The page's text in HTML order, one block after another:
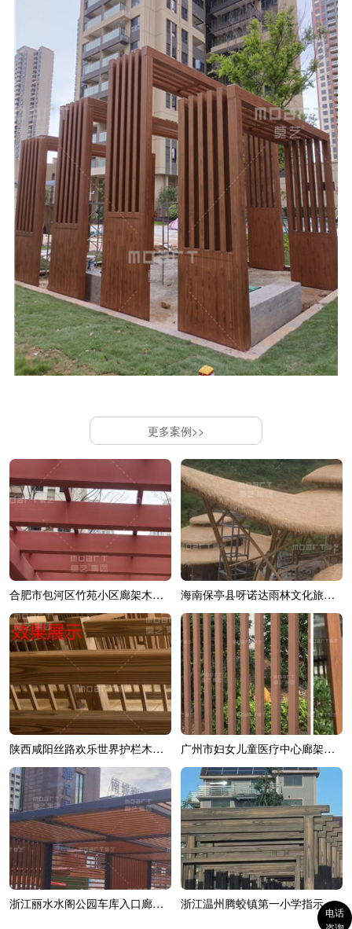
更多案例>>
合肥市包河区竹苑小区廊架木纹漆效果展示 海南保亭县呀诺达雨林文化旅游区综合造...
陕西咸阳丝路欢乐世界护栏木纹漆效果展示 广州市妇女儿童医疗中心廊架木纹漆效果展示
浙江丽水水阁公园车库入口廊架木纹漆 浙江温州腾蛟镇第一小学指示牌木纹漆施...
电话